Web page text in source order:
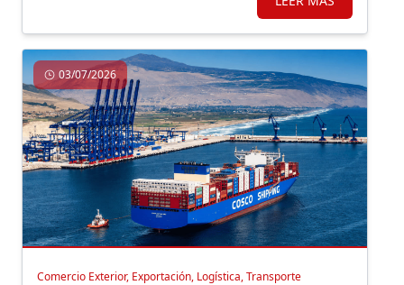
03/07/2026
Comercio Exterior, Exportación, Logística, Transporte